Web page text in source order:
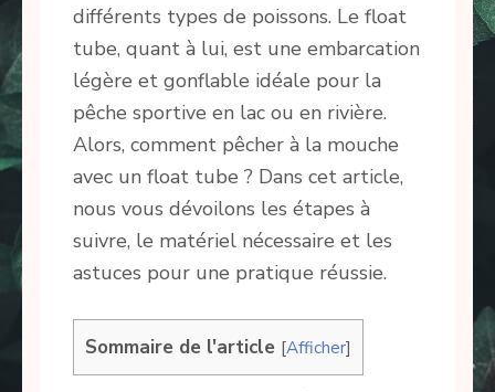
différents types de poissons. Le float
tube, quant à lui, est une embarcation
légère et gonflable idéale pour la
pêche sportive en lac ou en rivière.
Alors, comment pêcher à la mouche
avec un float tube ? Dans cet article,
nous vous dévoilons les étapes à
suivre, le matériel nécessaire et les
astuces pour une pratique réussie.
Sommaire de l'article [Afficher]